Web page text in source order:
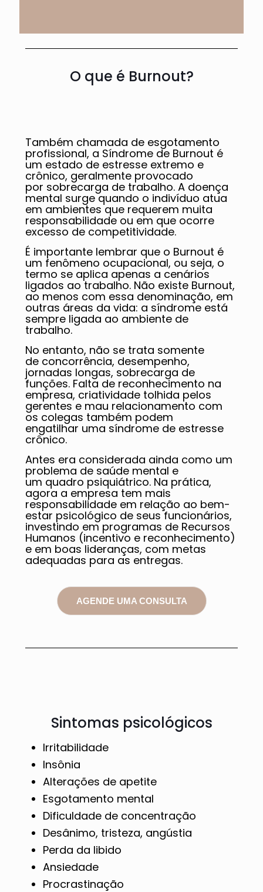
O que é Burnout?
Também chamada de esgotamento
profissional, a Síndrome de Burnout é
um estado de estresse extremo e
crônico, geralmente provocado
por sobrecarga de trabalho. A doença
mental surge quando o indivíduo atua
em ambientes que requerem muita
responsabilidade ou em que ocorre
excesso de competitividade.
É importante lembrar que o Burnout é
um fenômeno ocupacional, ou seja, o
termo se aplica apenas a cenários
ligados ao trabalho. Não existe Burnout,
ao menos com essa denominação, em
outras áreas da vida: a síndrome está
sempre ligada ao ambiente de
trabalho.
No entanto, não se trata somente
de concorrência, desempenho,
jornadas longas, sobrecarga de
funções. Falta de reconhecimento na
empresa, criatividade tolhida pelos
gerentes e mau relacionamento com
os colegas também podem
engatilhar uma síndrome de estresse
crônico.
Antes era considerada ainda como um
problema de saúde mental e
um quadro psiquiátrico. Na prática,
agora a empresa tem mais
responsabilidade em relação ao bem-
estar psicológico de seus funcionários,
investindo em programas de Recursos
Humanos (incentivo e reconhecimento)
e em boas lideranças, com metas
adequadas para as entregas.
AGENDE UMA CONSULTA
Sintomas psicológicos
Irritabilidade
Insônia
Alterações de apetite
Esgotamento mental
Dificuldade de concentração
Desânimo, tristeza, angústia
Perda da libido
Ansiedade
Procrastinação